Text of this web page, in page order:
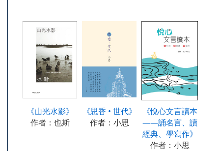
《山光水影》
作者：也斯
《思香 • 世代》
作者：小思
《悅心文言讀本
——誦名言、讀
經典、學寫作》
作者：小思